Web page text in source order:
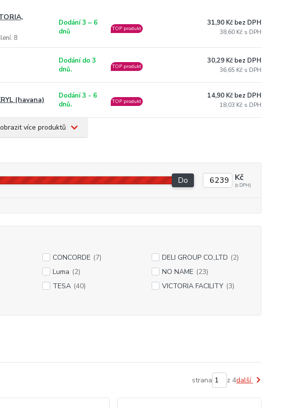
8
Dodání 3 – 6
dnů
TOP produkt 38,60 Kč
31,90 Kč bez DPH
Dodání do 3
dnů.
TOP produkt 36,65 Kč
30,29 Kč bez DPH
(havana)
Dodání 3 - 6
dnů.
TOP produkt 18,03 Kč
14,90 Kč bez DPH
více produktů
Do Kč
CONCORDE (7) DELI GROUP CO.,LTD (2)
Luma (2) NO NAME (23)
TESA (40) VICTORIA FACILITY (3)
strana z 4další